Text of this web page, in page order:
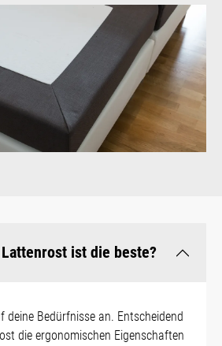
ist die beste?
deine Bedürfnisse an. Entscheidend
die ergonomischen Eigenschaften